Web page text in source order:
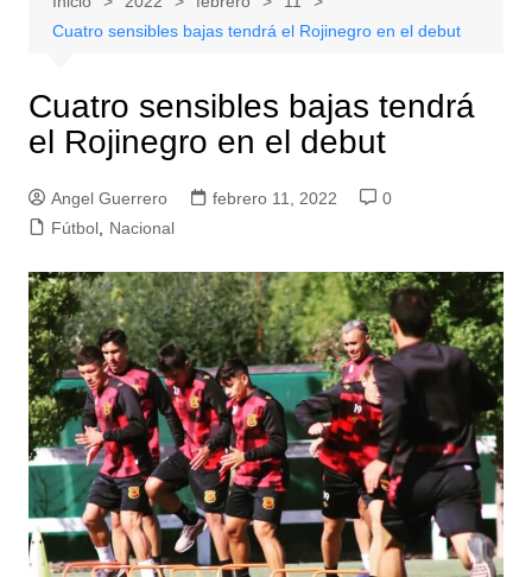
Cuatro sensibles bajas tendrá el Rojinegro en el debut
Cuatro sensibles bajas tendrá
el Rojinegro en el debut
Angel Guerrero febrero 11, 2022
0
Fútbol, Nacional